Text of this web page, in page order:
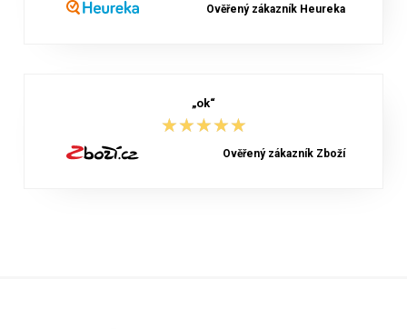
Ověřený zákazník Heureka
„ok“
★★★★★
★★★★★
Ověřený zákazník Zboží